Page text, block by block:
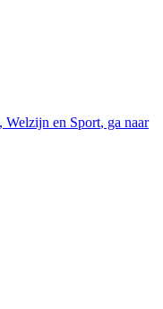
Welzijn en Sport, ga naar